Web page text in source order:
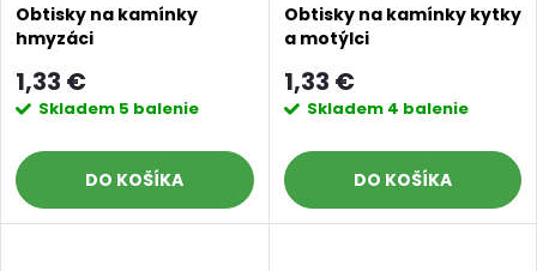
Obtisky na kamínky
hmyzáci
1,33 €
Skladem 5 balenie
DO KOŠÍKA
Obtisky na kamínky kytky
a motýlci
1,33 €
Skladem 4 balenie
DO KOŠÍKA